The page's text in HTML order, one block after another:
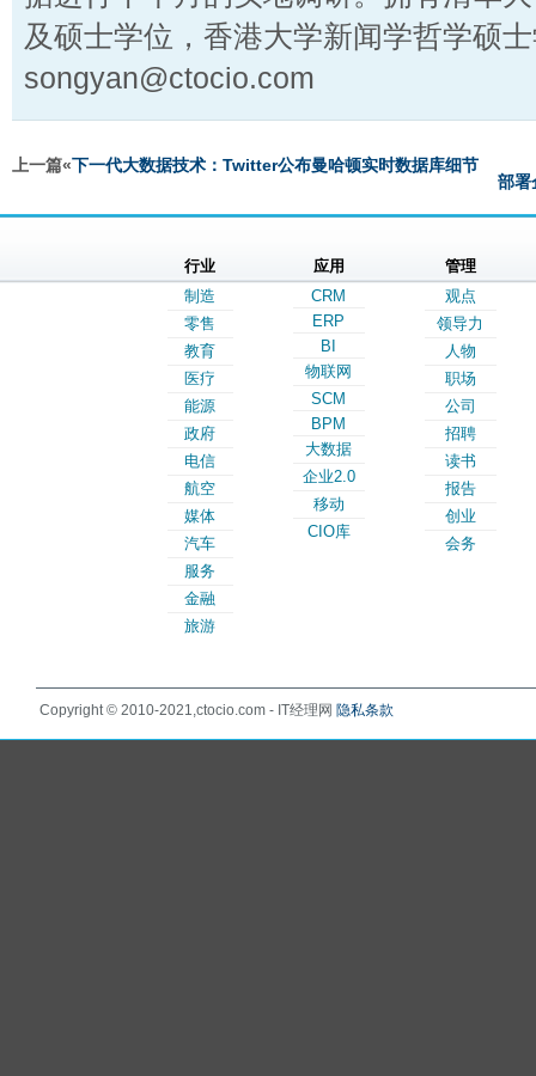
及硕士学位，香港大学新闻学哲学硕
songyan@ctocio.com
上一篇«下一代大数据技术：Twitter公布曼哈顿实时数据库细节
部署
行业
制造
零售
教育
医疗
能源
政府
电信
航空
媒体
汽车
服务
金融
旅游
应用
CRM
ERP
BI
物联网
SCM
BPM
大数据
企业2.0
移动
CIO库
管理
观点
领导力
人物
职场
公司
招聘
读书
报告
创业
会务
Copyright © 2010-2021,ctocio.com - IT经理网 隐私条款